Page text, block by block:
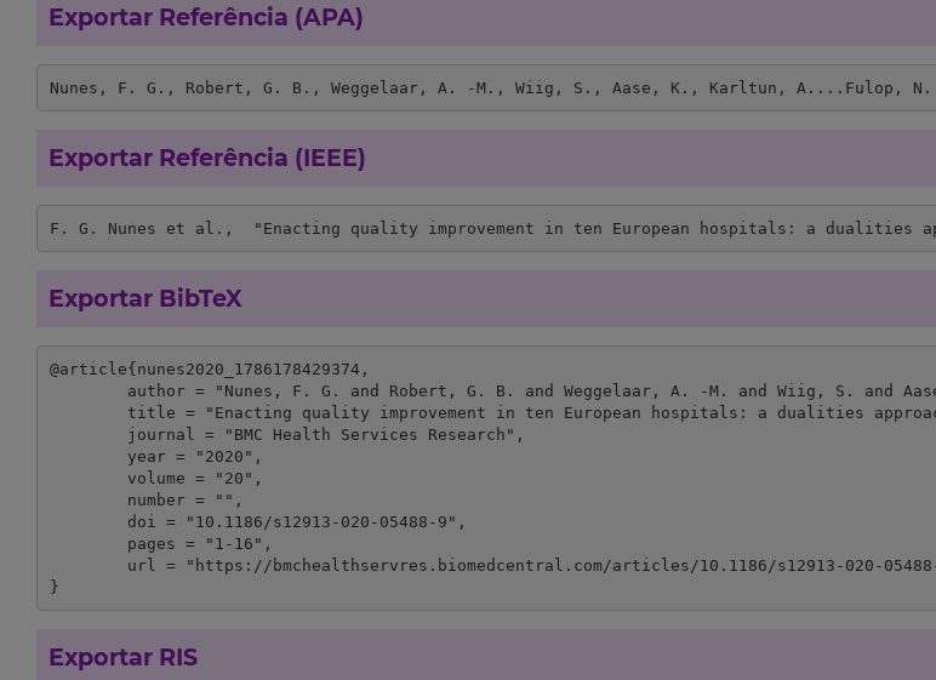
Exportar Referência (APA)
Nunes, F. G., Robert, G. B., Weggelaar, A. -M., Wiig, S., Aase, K., Karltun, A....Fulop,
Exportar Referência (IEEE)
F. G. Nunes et al.,  "Enacting quality improvement in ten European hospitals: a dualities
Exportar BibTeX
@article{nunes2020_1786178429374,
}
Exportar RIS